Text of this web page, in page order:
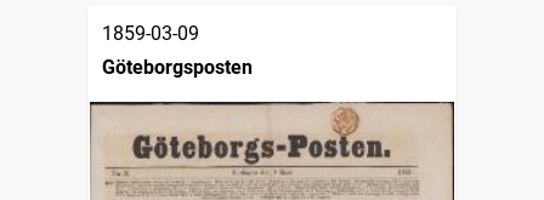
1859-03-09
Göteborgsposten